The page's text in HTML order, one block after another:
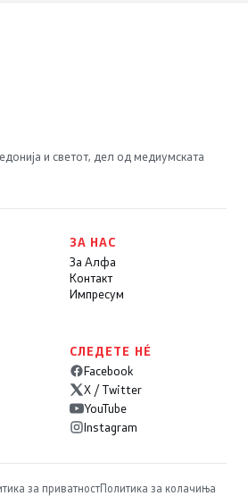
и светот, дел од медиумската
ЗА НАС
За Алфа
Контакт
Импресум
СЛЕДЕТЕ НÉ
Facebook
X / Twitter
YouTube
Instagram
за приватностПолитика за колачиња